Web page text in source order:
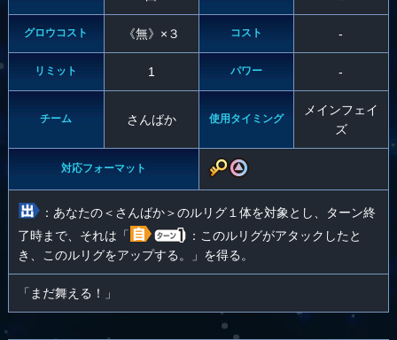
グロウコスト 《無》×３ コスト -
リミット 1 パワー -
チーム さんばか 使用タイミング
メインフェイ
ズ
対応フォーマット
：あなたの＜さんばか＞のルリグ１体を対象とし、ターン終
了時まで、それは「
：このルリグがアタックしたと
き、このルリグをアップする。」を得る。
「まだ舞える！」